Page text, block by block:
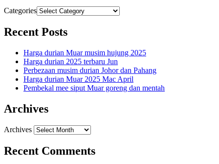
Categories
Recent Posts
Harga durian Muar musim hujung 2025
Harga durian 2025 terbaru Jun
Perbezaan musim durian Johor dan Pahang
Harga durian Muar 2025 Mac April
Pembekal mee siput Muar goreng dan mentah
Archives
Archives
Recent Comments